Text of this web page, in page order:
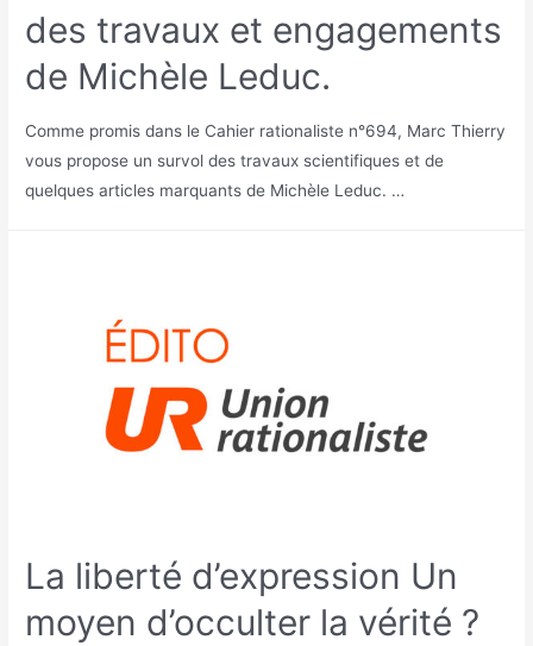
des travaux et engagements
de Michèle Leduc.
Comme promis dans le Cahier rationaliste n°694, Marc Thierry
vous propose un survol des travaux scientifiques et de
quelques articles marquants de Michèle Leduc. …
La liberté d’expression Un
moyen d’occulter la vérité ?